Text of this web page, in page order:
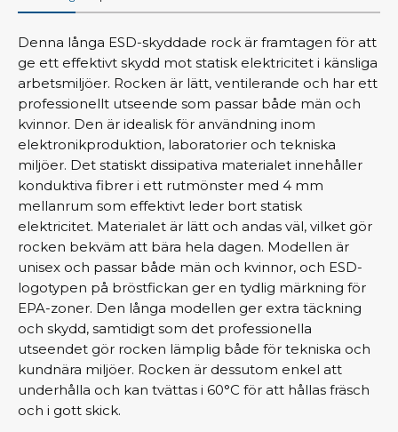
Denna långa ESD-skyddade rock är framtagen för att
ge ett effektivt skydd mot statisk elektricitet i känsliga
arbetsmiljöer. Rocken är lätt, ventilerande och har ett
professionellt utseende som passar både män och
kvinnor. Den är idealisk för användning inom
elektronikproduktion, laboratorier och tekniska
miljöer. Det statiskt dissipativa materialet innehåller
konduktiva fibrer i ett rutmönster med 4 mm
mellanrum som effektivt leder bort statisk
elektricitet. Materialet är lätt och andas väl, vilket gör
rocken bekväm att bära hela dagen. Modellen är
unisex och passar både män och kvinnor, och ESD-
logotypen på bröstfickan ger en tydlig märkning för
EPA-zoner. Den långa modellen ger extra täckning
och skydd, samtidigt som det professionella
utseendet gör rocken lämplig både för tekniska och
kundnära miljöer. Rocken är dessutom enkel att
underhålla och kan tvättas i 60°C för att hållas fräsch
och i gott skick.